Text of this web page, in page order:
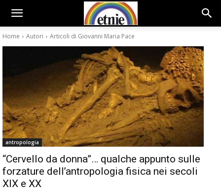
Home Autori Articoli di Giovanni Maria Pace
antropologia
“Cervello da donna”… qualche appunto sulle
forzature dell’antropologia fisica nei secoli
XIX e XX